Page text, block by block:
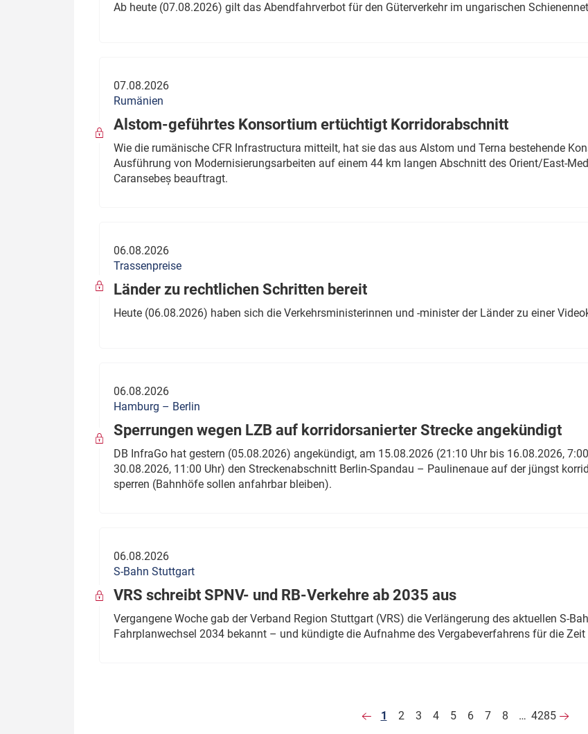
Ab heute (07.08.2026) gilt das Abendfahrverbot für den Güterverkehr im ungarischen
07.08.2026
Rumänien
Alstom-geführtes Konsortium ertüchtigt Korridorabschnitt
Wie die rumänische CFR Infrastructura mitteilt, hat sie das aus Alstom und Terna bestehende
Ausführung von Modernisierungsarbeiten auf einem 44 km langen Abschnitt des Orient/East-
Caransebeș beauftragt.
06.08.2026
Trassenpreise
Länder zu rechtlichen Schritten bereit
Heute (06.08.2026) haben sich die Verkehrsministerinnen und -minister der Länder zu einer
06.08.2026
Hamburg – Berlin
Sperrungen wegen LZB auf korridorsanierter Strecke angekündigt
DB InfraGo hat gestern (05.08.2026) angekündigt, am 15.08.2026 (21:10 Uhr bis 16.08.2026,
30.08.2026, 11:00 Uhr) den Streckenabschnitt Berlin-Spandau – Paulinenaue auf der jüngst
sperren (Bahnhöfe sollen anfahrbar bleiben).
06.08.2026
S-Bahn Stuttgart
VRS schreibt SPNV- und RB-Verkehre ab 2035 aus
Vergangene Woche gab der Verband Region Stuttgart (VRS) die Verlängerung des aktuellen S-
Fahrplanwechsel 2034 bekannt – und kündigte die Aufnahme des Vergabeverfahrens für die
1 2 3 4 5 6 7 8 … 4285